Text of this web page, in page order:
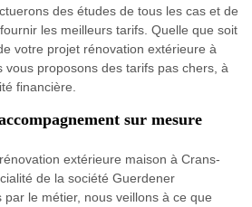
des études de tous les cas et de
les meilleurs tarifs. Quelle que soit
votre projet rénovation extérieure à
vous proposons des tarifs pas chers, à
financière.
sur mesure
extérieure maison à Crans-
de la société Guerdener
par le métier, nous veillons à ce que